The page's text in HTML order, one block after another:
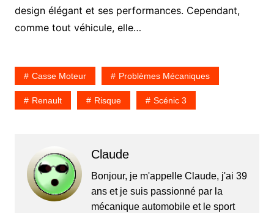
design élégant et ses performances. Cependant,
comme tout véhicule, elle…
Casse Moteur Problèmes Mécaniques
Renault Risque Scénic 3
Claude
Bonjour, je m'appelle Claude, j'ai 39
ans et je suis passionné par la
mécanique automobile et le sport